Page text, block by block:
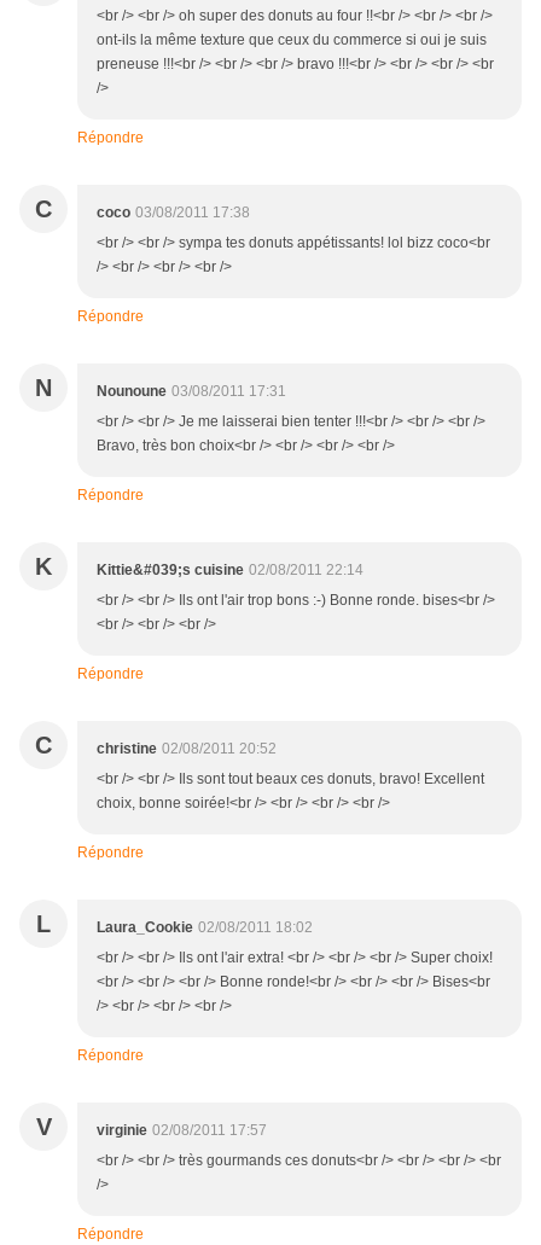
<br /> <br /> oh super des donuts au four !!<br /> <br /> <br />
ont-ils la même texture que ceux du commerce si oui je suis
preneuse !!!<br /> <br /> <br /> bravo !!!<br /> <br /> <br /> <br
/>
Répondre
C coco 03/08/2011 17:38
<br /> <br /> sympa tes donuts appétissants! lol bizz coco<br
/> <br /> <br /> <br />
Répondre
N Nounoune 03/08/2011 17:31
<br /> <br /> Je me laisserai bien tenter !!!<br /> <br /> <br />
Bravo, très bon choix<br /> <br /> <br /> <br />
Répondre
K Kittie&#039;s cuisine 02/08/2011 22:14
<br /> <br /> Ils ont l'air trop bons :-) Bonne ronde. bises<br />
<br /> <br /> <br />
Répondre
C christine 02/08/2011 20:52
<br /> <br /> Ils sont tout beaux ces donuts, bravo! Excellent
choix, bonne soirée!<br /> <br /> <br /> <br />
Répondre
L Laura_Cookie 02/08/2011 18:02
<br /> <br /> Ils ont l'air extra! <br /> <br /> <br /> Super choix!
<br /> <br /> <br /> Bonne ronde!<br /> <br /> <br /> Bises<br
/> <br /> <br /> <br />
Répondre
V virginie 02/08/2011 17:57
<br /> <br /> très gourmands ces donuts<br /> <br /> <br /> <br
/>
Répondre